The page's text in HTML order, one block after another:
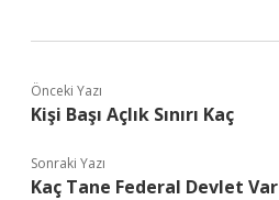
Önceki Yazı
Kişi Başı Açlık Sınırı Kaç
Sonraki Yazı
Kaç Tane Federal Devlet Var